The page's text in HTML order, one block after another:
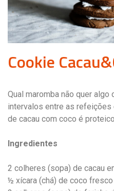
Cookie
Qual maromba não quer
intervalos entre as refeições
de cacau com coco é
Ingredientes
2 colheres (sopa) de cacau
½ xícara (chá) de coco fresco